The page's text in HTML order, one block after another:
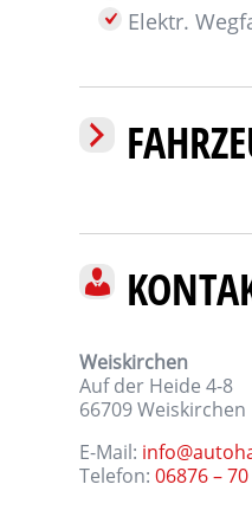
Elektr.
Weiskirchen
Auf der Heide 4-8
66709 Weiskirchen
E-Mail:
Telefon:06876 –